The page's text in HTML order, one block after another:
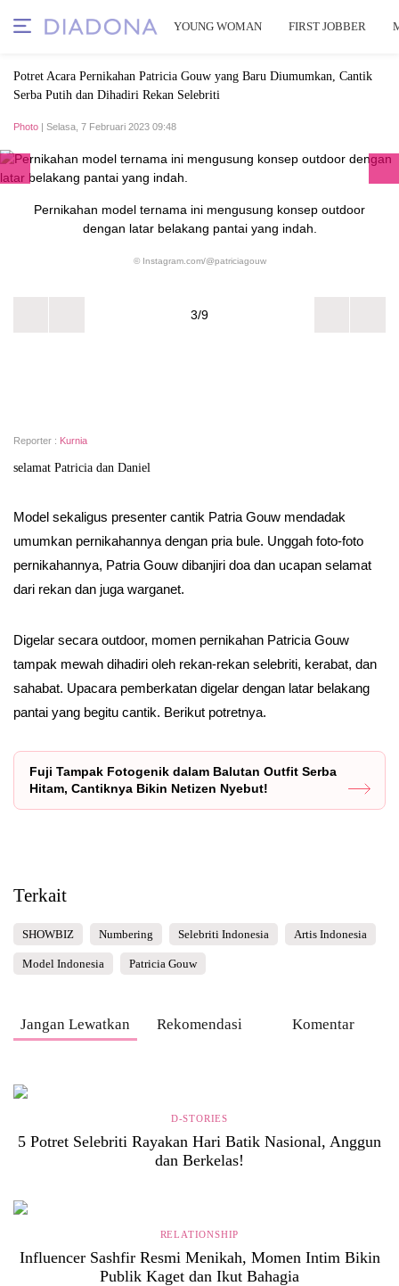
YOUNG WOMAN FIRST JOBBER
Potret Acara Pernikahan Patricia Gouw yang Baru Diumumkan, Cantik
Serba Putih dan Dihadiri Rekan Selebriti
Photo | Selasa, 7 Februari 2023 09:48
Pernikahan model ternama ini mengusung konsep outdoor
dengan latar belakang pantai yang indah.
© Instagram.com/@patriciagouw
3/9
Reporter : Kurnia
selamat Patricia dan Daniel
Model sekaligus presenter cantik Patria Gouw mendadak
umumkan pernikahannya dengan pria bule. Unggah foto-foto
pernikahannya, Patria Gouw dibanjiri doa dan ucapan selamat
dari rekan dan juga warganet.
Digelar secara outdoor, momen pernikahan Patricia Gouw
tampak mewah dihadiri oleh rekan-rekan selebriti, kerabat, dan
sahabat. Upacara pemberkatan digelar dengan latar belakang
pantai yang begitu cantik. Berikut potretnya.
Fuji Tampak Fotogenik dalam Balutan Outfit Serba
Hitam, Cantiknya Bikin Netizen Nyebut!
Terkait
SHOWBIZ Numbering Selebriti Indonesia Artis Indonesia
Model Indonesia Patricia Gouw
Jangan Lewatkan Rekomendasi Komentar
D-STORIES
5 Potret Selebriti Rayakan Hari Batik Nasional, Anggun
dan Berkelas!
RELATIONSHIP
Influencer Sashfir Resmi Menikah, Momen Intim Bikin
Publik Kaget dan Ikut Bahagia